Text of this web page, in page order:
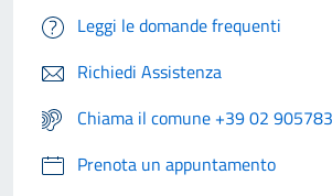
Leggi le domande frequenti
Richiedi Assistenza
Chiama il comune +39 02
Prenota un appuntamento